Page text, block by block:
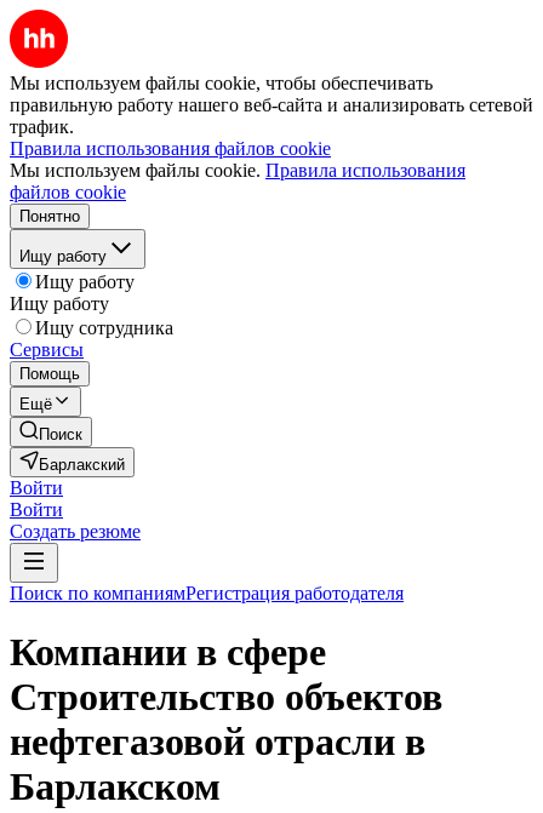
Мы используем файлы cookie, чтобы обеспечивать
правильную работу нашего веб-сайта и анализировать сетевой
трафик.
Правила использования файлов cookie
Мы используем файлы cookie. Правила использования
файлов cookie
Понятно
Ищу работу
Ищу работу
Ищу работу
Ищу сотрудника
Сервисы
Помощь
Ещё
Поиск
Барлакский
Войти
Войти
Создать резюме
Поиск по компаниямРегистрация работодателя
Компании в сфере
Строительство объектов
нефтегазовой отрасли в
Барлакском